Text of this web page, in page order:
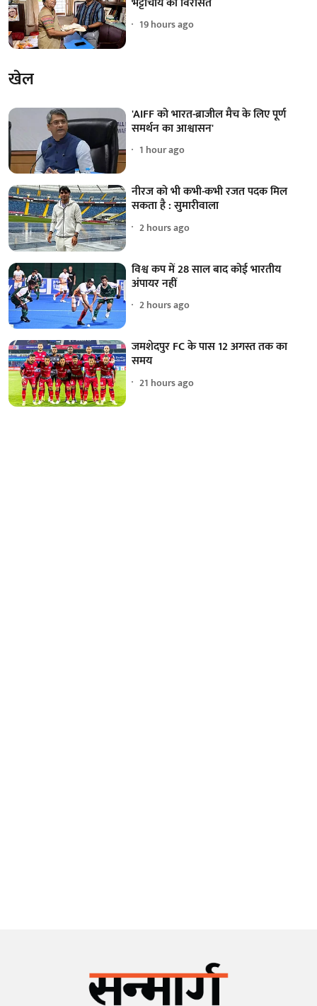
19 hours ago
खेल
'AIFF को भारत-ब्राजील मैच के लिए पूर्ण
समर्थन का आश्वासन'
1 hour ago
नीरज को भी कभी-कभी रजत पदक मिल
सकता है : सुमारीवाला
2 hours ago
विश्व कप में 28 साल बाद कोई भारतीय
अंपायर नहीं
2 hours ago
जमशेदपुर FC के पास 12 अगस्त तक का
समय
21 hours ago